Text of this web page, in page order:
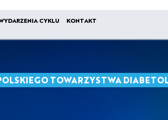
CYKLU KONTAKT
TOWARZYSTWA